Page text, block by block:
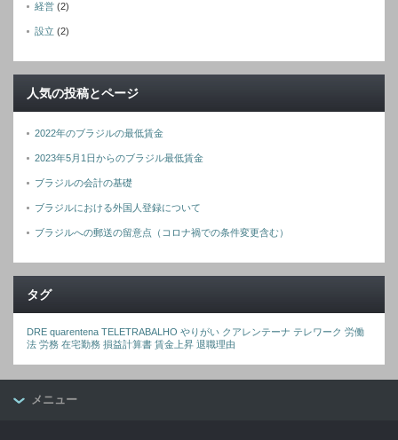
経営 (2)
設立 (2)
人気の投稿とページ
2022年のブラジルの最低賃金
2023年5月1日からのブラジル最低賃金
ブラジルの会計の基礎
ブラジルにおける外国人登録について
ブラジルへの郵送の留意点（コロナ禍での条件変更含む）
タグ
DRE quarentena TELETRABALHO やりがい クアレンテーナ テレワーク 労働
法 労務 在宅勤務 損益計算書 賃金上昇 退職理由
メニュー